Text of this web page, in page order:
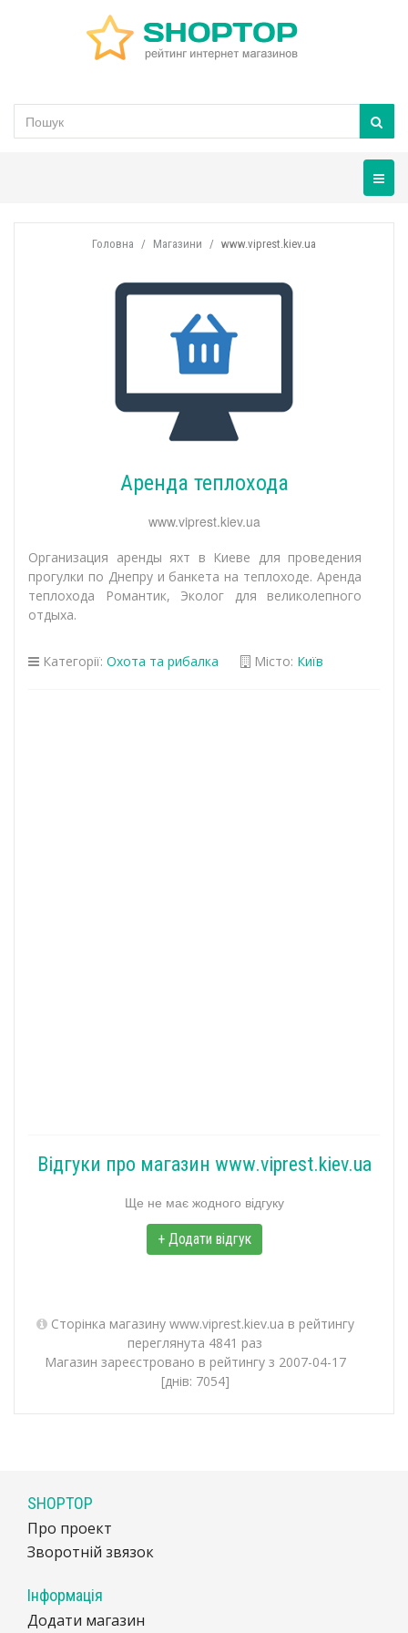
Головна Магазини www.viprest.kiev.ua
Аренда теплохода
www.viprest.kiev.ua
Организация аренды яхт в Киеве для проведения
прогулки по Днепру и банкета на теплоходе. Аренда
теплохода Романтик, Эколог для великолепного
отдыха.
Категорії: Охота та рибалка Місто: Київ
Відгуки про магазин www.viprest.kiev.ua
Ще не має жодного відгуку
+ Додати відгук
Сторінка магазину www.viprest.kiev.ua в рейтингу
переглянута 4841 раз
Магазин зареєстровано в рейтингу з 2007-04-17
[днів: 7054]
SHOPTOP
Про проект
Зворотній звязок
Інформація
Додати магазин